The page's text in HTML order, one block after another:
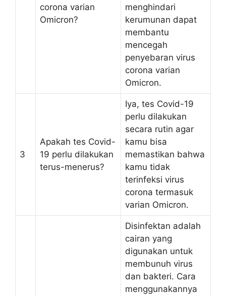
corona varian
Omicron?
menghindari
kerumunan dapat
membantu
mencegah
penyebaran virus
corona varian
Omicron.
3
Apakah tes Covid-
19 perlu dilakukan
terus-menerus?
Iya, tes Covid-19
perlu dilakukan
secara rutin agar
kamu bisa
memastikan bahwa
kamu tidak
terinfeksi virus
corona termasuk
varian Omicron.
Disinfektan adalah
cairan yang
digunakan untuk
membunuh virus
dan bakteri. Cara
menggunakannya